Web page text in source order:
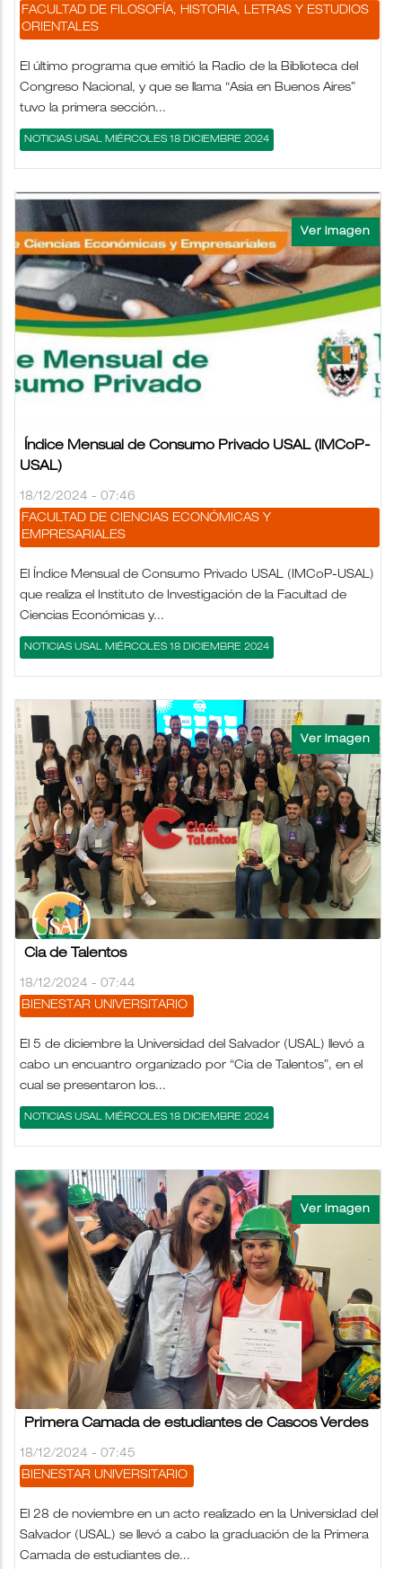
FACULTAD DE FILOSOFÍA, HISTORIA, LETRAS Y ESTUDIOS
ORIENTALES
El último programa que emitió la Radio de la Biblioteca del
Congreso Nacional, y que se llama “Asia en Buenos Aires”
tuvo la primera sección...
NOTICIAS USAL MIÉRCOLES 18 DICIEMBRE 2024
Índice Mensual de Consumo Privado USAL (IMCoP-
USAL)
18/12/2024 - 07:46
FACULTAD DE CIENCIAS ECONÓMICAS Y
EMPRESARIALES
El Índice Mensual de Consumo Privado USAL (IMCoP-USAL)
que realiza el Instituto de Investigación de la Facultad de
Ciencias Económicas y...
NOTICIAS USAL MIÉRCOLES 18 DICIEMBRE 2024
Cia de Talentos
18/12/2024 - 07:44
BIENESTAR UNIVERSITARIO
El 5 de diciembre la Universidad del Salvador (USAL) llevó a
cabo un encuantro organizado por “Cia de Talentos”, en el
cual se presentaron los...
NOTICIAS USAL MIÉRCOLES 18 DICIEMBRE 2024
Primera Camada de estudiantes de Cascos Verdes
18/12/2024 - 07:45
BIENESTAR UNIVERSITARIO
El 28 de noviembre en un acto realizado en la Universidad del
Salvador (USAL) se llevó a cabo la graduación de la Primera
Camada de estudiantes de...